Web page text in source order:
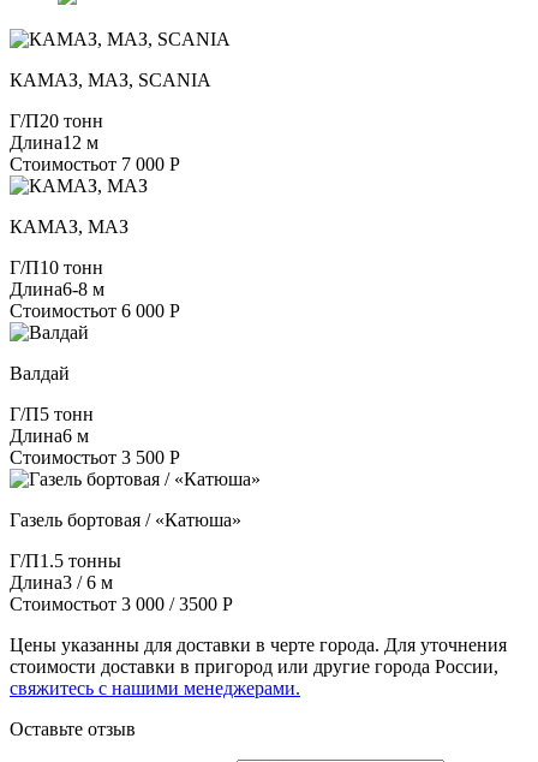
КАМАЗ, МАЗ, SCANIA
Г/П20 тонн
Длина12 м
Стоимостьот 7 000 Р
КАМАЗ, МАЗ
Г/П10 тонн
Длина6-8 м
Стоимостьот 6 000 Р
Валдай
Г/П5 тонн
Длина6 м
Стоимостьот 3 500 Р
Газель бортовая / «Катюша»
Г/П1.5 тонны
Длина3 / 6 м
Стоимостьот 3 000 / 3500 Р
Цены указанны для доставки в черте города. Для уточнения
стоимости доставки в пригород или другие города России,
свяжитесь с нашими менеджерами.
Оставьте отзыв